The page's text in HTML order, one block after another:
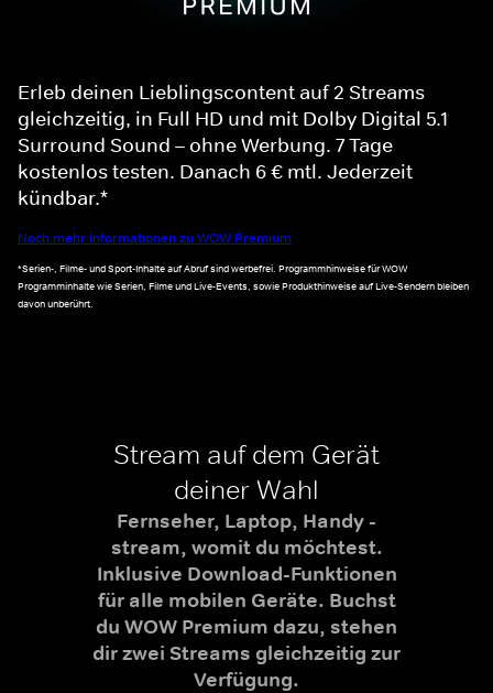
Erleb deinen Lieblingscontent auf 2 Streams
gleichzeitig, in Full HD und mit Dolby Digital 5.1
Surround Sound – ohne Werbung. 7 Tage
kostenlos testen. Danach 6 € mtl. Jederzeit
kündbar.*
Noch mehr Informationen zu WOW Premium
*Serien-, Filme- und Sport-Inhalte auf Abruf sind werbefrei. Programmhinweise für WOW
Programminhalte wie Serien, Filme und Live-Events, sowie Produkthinweise auf Live-Sendern bleiben
davon unberührt.
Stream auf dem Gerät
deiner Wahl
Fernseher, Laptop, Handy -
stream, womit du möchtest.
Inklusive Download-Funktionen
für alle mobilen Geräte. Buchst
du WOW Premium dazu, stehen
dir zwei Streams gleichzeitig zur
Verfügung.